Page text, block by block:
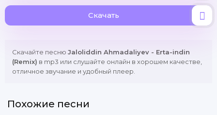
Скачать
Скачайте песню Jaloliddin Ahmadaliyev - Erta-indin
(Remix) в mp3 или слушайте онлайн в хорошем качестве,
отличное звучание и удобный плеер.
Похожие песни